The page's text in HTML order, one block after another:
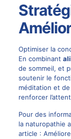
Optimiser la
En combinant
de sommeil, et
soutenir le
méditation et
renforcer
Pour des
la naturopathie
article :